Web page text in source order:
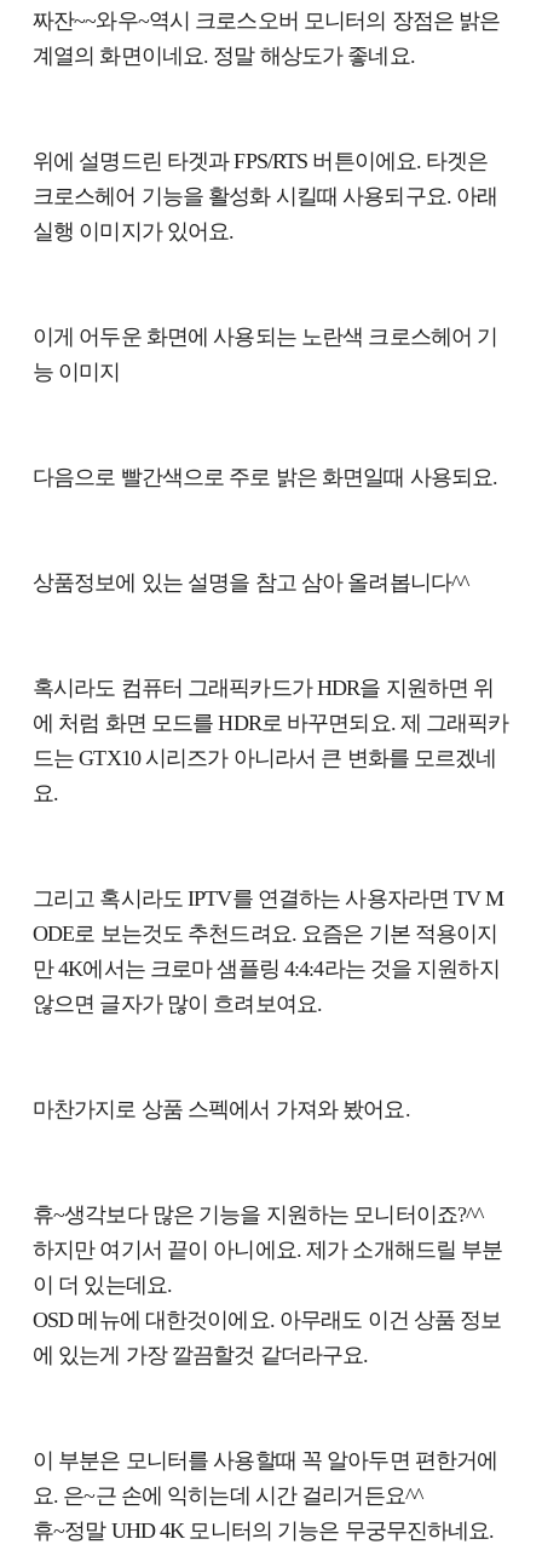
짜잔~~와우~역시 크로스오버 모니터의 장점은 밝은
계열의 화면이네요. 정말 해상도가 좋네요.
위에 설명드린 타겟과 FPS/RTS 버튼이에요. 타겟은
크로스헤어 기능을 활성화 시킬때 사용되구요. 아래
실행 이미지가 있어요.
이게 어두운 화면에 사용되는 노란색 크로스헤어 기
능 이미지
다음으로 빨간색으로 주로 밝은 화면일때 사용되요.
상품정보에 있는 설명을 참고 삼아 올려봅니다^^
혹시라도 컴퓨터 그래픽카드가 HDR을 지원하면 위
에 처럼 화면 모드를 HDR로 바꾸면되요. 제 그래픽카
드는 GTX10 시리즈가 아니라서 큰 변화를 모르겠네
요.
그리고 혹시라도 IPTV를 연결하는 사용자라면 TV M
ODE로 보는것도 추천드려요. 요즘은 기본 적용이지
만 4K에서는 크로마 샘플링 4:4:4라는 것을 지원하지
않으면 글자가 많이 흐려보여요.
마찬가지로 상품 스펙에서 가져와 봤어요.
휴~생각보다 많은 기능을 지원하는 모니터이죠?^^
하지만 여기서 끝이 아니에요. 제가 소개해드릴 부분
이 더 있는데요.
OSD 메뉴에 대한것이에요. 아무래도 이건 상품 정보
에 있는게 가장 깔끔할것 같더라구요.
이 부분은 모니터를 사용할때 꼭 알아두면 편한거에
요. 은~근 손에 익히는데 시간 걸리거든요^^
휴~정말 UHD 4K 모니터의 기능은 무궁무진하네요.